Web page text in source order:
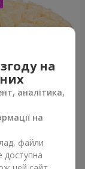
чарівність"
на
аналітика,
на
файли
доступна